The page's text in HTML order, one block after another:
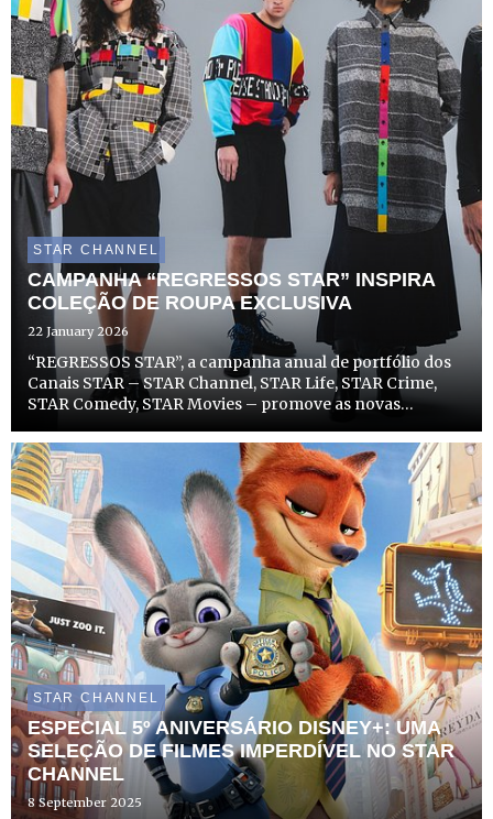
STAR CHANNEL
CAMPANHA “REGRESSOS STAR” INSPIRA
COLEÇÃO DE ROUPA EXCLUSIVA
22 January 2026
“REGRESSOS STAR”, a campanha anual de portfólio dos
Canais STAR – STAR Channel, STAR Life, STAR Crime,
STAR Comedy, STAR Movies – promove as novas
um toque de nostalgia modernizada, para mostrar que
aquilo que nos ...
STAR CHANNEL
ESPECIAL 5º ANIVERSÁRIO DISNEY+: UMA
SELEÇÃO DE FILMES IMPERDÍVEL NO STAR
CHANNEL
8 September 2025